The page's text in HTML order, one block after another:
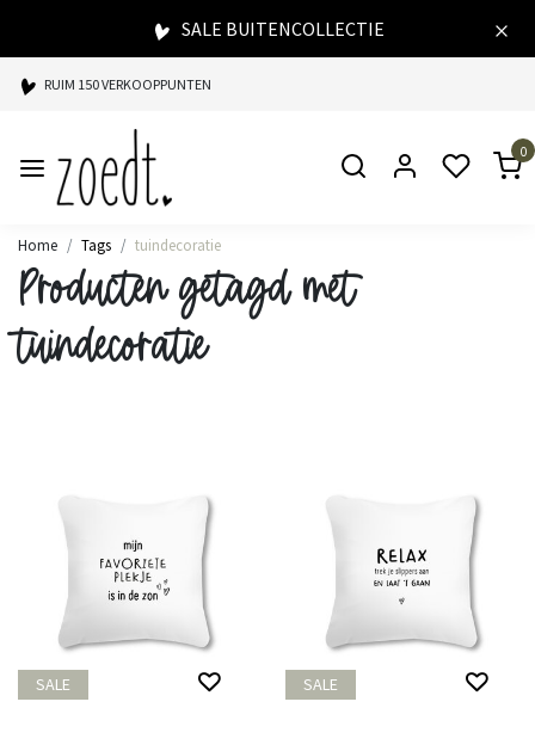
SALE BUITENCOLLECTIE
RUIM 150 VERKOOPPUNTEN
SPAARPUNTEN BIJ ELKE AANKOOP
SNELLE LEVERING
0
Home Tags tuindecoratie
Producten getagd met
tuindecoratie
SALE SALE